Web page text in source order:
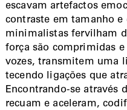
escavam artefactos
contraste em tamanho e
minimalistas fervilham
força são comprimidas e
vozes, transmitem uma
tecendo ligações que
Encontrando-se através
recuam e aceleram,